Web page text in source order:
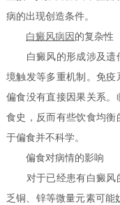
病的出现创造条件。
白癜风病因 的复杂性
白癜风的形成涉及遗
境触发等多重机制。免
偏食没有直接因果关系
食史，反而有些饮食均
于偏食并不科学。
偏食对病情的影响
对于已经患有白癜风
乏铜、锌等微量元素可能